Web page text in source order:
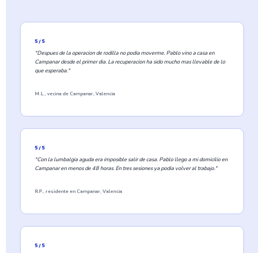
5 / 5
"Despues de la operacion de rodilla no podia moverme. Pablo vino a casa en
Campanar desde el primer dia. La recuperacion ha sido mucho mas llevable de lo
que esperaba."
M.L., vecina de Campanar, Valencia
5 / 5
"Con la lumbalgia aguda era imposible salir de casa. Pablo llego a mi domicilio en
Campanar en menos de 48 horas. En tres sesiones ya podia volver al trabajo."
R.P., residente en Campanar, Valencia
5 / 5